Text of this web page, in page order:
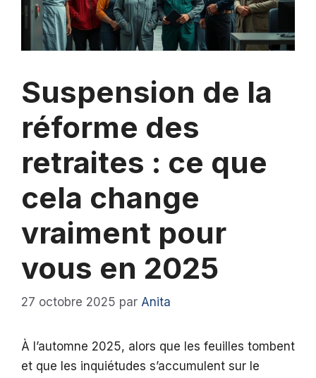
Suspension de la
réforme des
retraites : ce que
cela change
vraiment pour
vous en 2025
27 octobre 2025 par Anita
À l’automne 2025, alors que les feuilles tombent
et que les inquiétudes s’accumulent sur le